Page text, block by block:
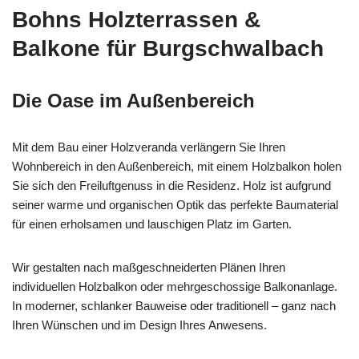
Bohns Holzterrassen &
Balkone für Burgschwalbach
Die Oase im Außenbereich
Mit dem Bau einer Holzveranda verlängern Sie Ihren
Wohnbereich in den Außenbereich, mit einem Holzbalkon holen
Sie sich den Freiluftgenuss in die Residenz. Holz ist aufgrund
seiner warme und organischen Optik das perfekte Baumaterial
für einen erholsamen und lauschigen Platz im Garten.
Wir gestalten nach maßgeschneiderten Plänen Ihren
individuellen Holzbalkon oder mehrgeschossige Balkonanlage.
In moderner, schlanker Bauweise oder traditionell – ganz nach
Ihren Wünschen und im Design Ihres Anwesens.